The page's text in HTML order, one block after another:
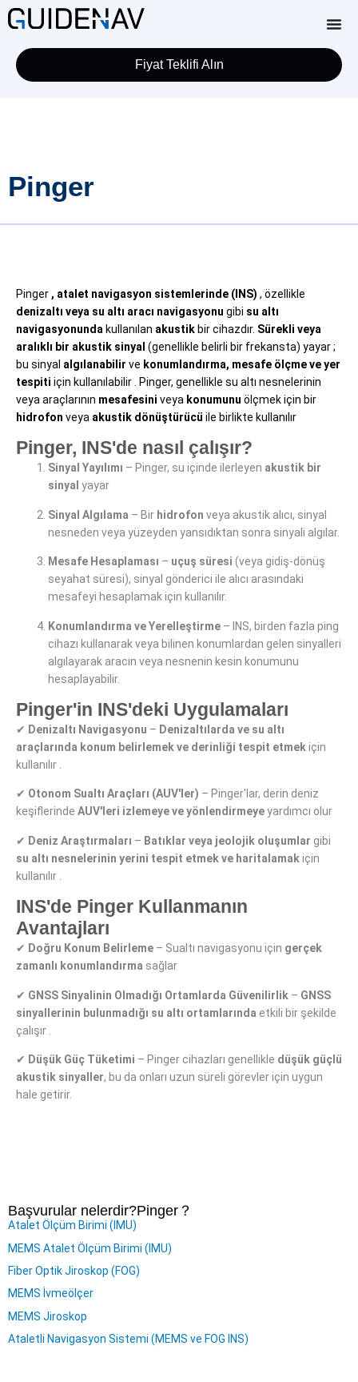
Fiyat Teklifi Alın
Pinger
Pinger , atalet navigasyon sistemlerinde (INS) , özellikle
denizaltı veya su altı aracı navigasyonu gibi su altı
navigasyonunda kullanılan akustik bir cihazdır. Sürekli veya
aralıklı bir akustik sinyal (genellikle belirli bir frekansta) yayar ;
bu sinyal algılanabilir ve konumlandırma, mesafe ölçme ve yer
tespiti için kullanılabilir . Pinger, genellikle su altı nesnelerinin
veya araçlarının mesafesini veya konumunu ölçmek için bir
hidrofon veya akustik dönüştürücü ile birlikte kullanılır
Pinger, INS'de nasıl çalışır?
Sinyal Yayılımı – Pinger, su içinde ilerleyen akustik bir
sinyal yayar
Sinyal Algılama – Bir hidrofon veya akustik alıcı, sinyal
nesneden veya yüzeyden yansıdıktan sonra sinyali algılar.
Mesafe Hesaplaması – uçuş süresi (veya gidiş-dönüş
seyahat süresi), sinyal gönderici ile alıcı arasındaki
mesafeyi hesaplamak için kullanılır.
Konumlandırma ve Yerelleştirme – INS, birden fazla ping
cihazı kullanarak veya bilinen konumlardan gelen sinyalleri
algılayarak aracın veya nesnenin kesin konumunu
hesaplayabilir.
Pinger'in INS'deki Uygulamaları
✔ Denizaltı Navigasyonu – Denizaltılarda ve su altı
araçlarında konum belirlemek ve derinliği tespit etmekiçin
kullanılır .
✔ Otonom Sualtı Araçları (AUV'ler) – Pinger'lar, derin deniz
keşiflerinde AUV'leri izlemeye ve yönlendirmeyeyardımcı olur
✔ Deniz Araştırmaları – Batıklar veya jeolojik oluşumlar gibi
su altı nesnelerinin yerini tespit etmek ve haritalamakiçin
kullanılır .
INS'de Pinger Kullanmanın
Avantajları
✔ Doğru Konum Belirleme – Sualtı navigasyonu için gerçek
zamanlı konumlandırma sağlar
✔ GNSS Sinyalinin Olmadığı Ortamlarda Güvenilirlik – GNSS
sinyallerinin bulunmadığı su altı ortamlarında etkili bir şekilde
çalışır .
✔ Düşük Güç Tüketimi – Pinger cihazları genellikle düşük güçlü
akustik sinyaller, bu da onları uzun süreli görevler için uygun
hale getirir.
Başvurular nelerdir?Pinger ？
Atalet Ölçüm Birimi (IMU)
MEMS Atalet Ölçüm Birimi (IMU)
Fiber Optik Jiroskop (FOG)
MEMS İvmeölçer
MEMS Jiroskop
Ataletli Navigasyon Sistemi (MEMS ve FOG INS)